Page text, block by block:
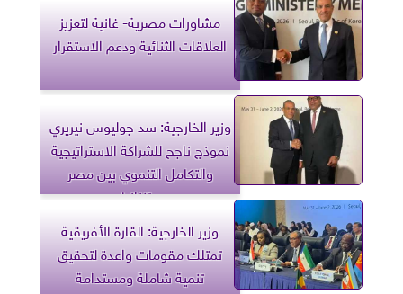
مشاورات مصرية- غانية لتعزيز
العلاقات الثنائية ودعم الاستقرار
وزير الخارجية: سد جوليوس نيريري
نموذج ناجح للشراكة الاستراتيجية
والتكامل التنموي بين مصر
وتنزانيا
وزير الخارجية: القارة الأفريقية
تمتلك مقومات واعدة لتحقيق
تنمية شاملة ومستدامة